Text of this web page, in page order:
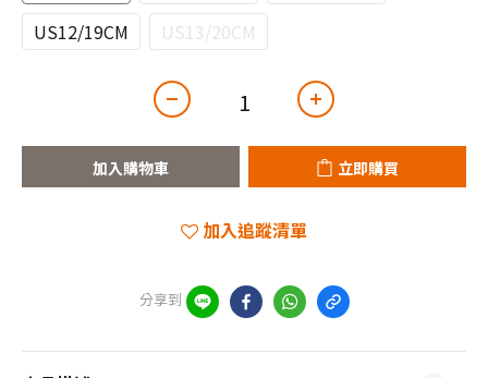
US12/19CM
US13/20CM
加入購物車 立即購買
加入追蹤清單
分享到